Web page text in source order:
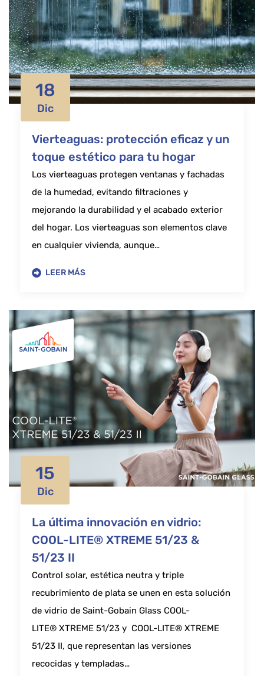
18
Dic
Vierteaguas: protección eficaz y un
toque estético para tu hogar
Los vierteaguas protegen ventanas y fachadas
de la humedad, evitando filtraciones y
mejorando la durabilidad y el acabado exterior
del hogar. Los vierteaguas son elementos clave
en cualquier vivienda, aunque…
LEER MÁS
15
Dic
La última innovación en vidrio:
COOL-LITE® XTREME 51/23 &
51/23 II
Control solar, estética neutra y triple
recubrimiento de plata se unen en esta solución
de vidrio de Saint-Gobain Glass COOL-
LITE® XTREME 51/23 y COOL-LITE® XTREME
51/23 II, que representan las versiones
recocidas y templadas…